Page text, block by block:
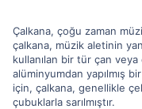
Çalkana, çoğu zaman
çalkana, müzik aletinin
kullanılan bir tür çan
alüminyumdan yapılmış
için, çalkana, genellikle
çubuklarla sarılmıştır.